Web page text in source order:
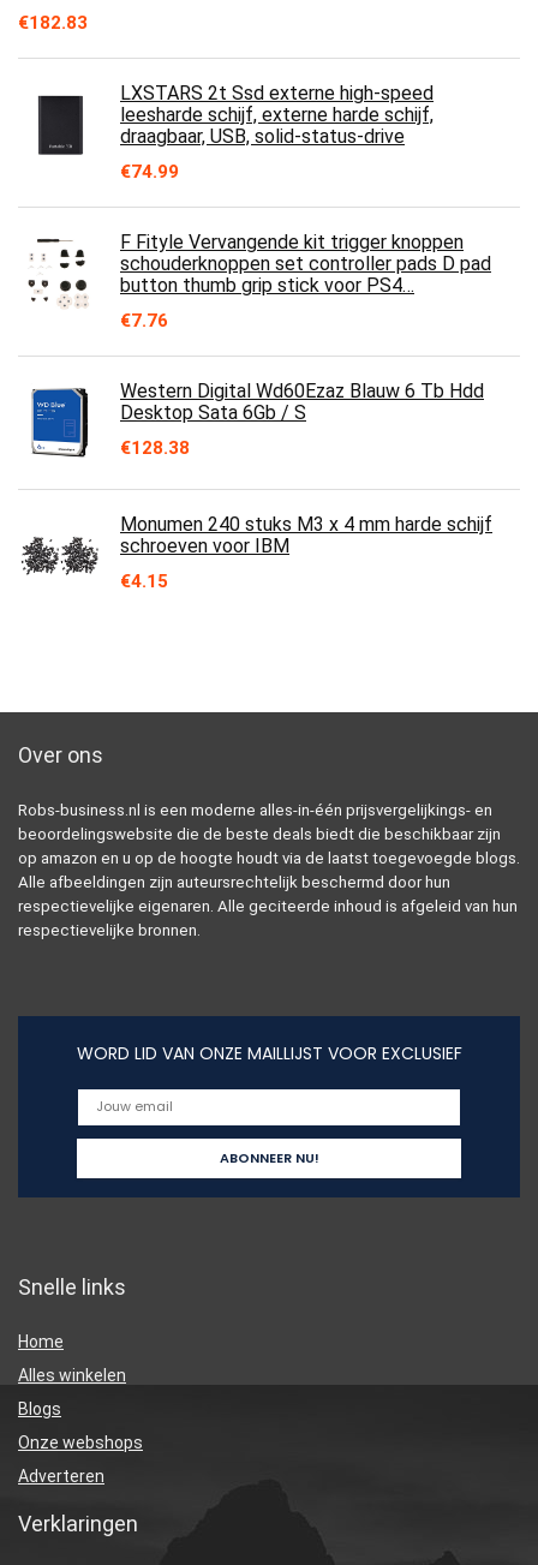
€182.83
LXSTARS 2t Ssd externe high-speed
leesharde schijf, externe harde schijf,
draagbaar, USB, solid-status-drive
€74.99
F Fityle Vervangende kit trigger knoppen
schouderknoppen set controller pads D pad
button thumb grip stick voor PS4…
€7.76
Western Digital Wd60Ezaz Blauw 6 Tb Hdd
Desktop Sata 6Gb / S
€128.38
Monumen 240 stuks M3 x 4 mm harde schijf
schroeven voor IBM
€4.15
Over ons
Robs-business.nl is een moderne alles-in-één prijsvergelijkings- en
beoordelingswebsite die de beste deals biedt die beschikbaar zijn
op amazon en u op de hoogte houdt via de laatst toegevoegde blogs.
Alle afbeeldingen zijn auteursrechtelijk beschermd door hun
respectievelijke eigenaren. Alle geciteerde inhoud is afgeleid van hun
respectievelijke bronnen.
WORD LID VAN ONZE MAILLIJST VOOR EXCLUSIEF
Snelle links
Home
Alles winkelen
Blogs
Onze webshops
Adverteren
Verklaringen